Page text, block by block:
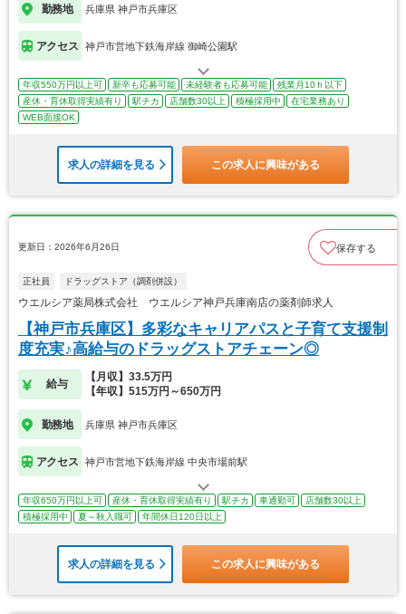
勤務地 兵庫県 神戸市兵庫区
アクセス 神戸市営地下鉄海岸線 御崎公園駅
年収550万円以上可 新卒も応募可能 未経験者も応募可能
残業月10ｈ以下
産休・育休取得実績有り
駅チカ 店舗数30以上 積極採用中
在宅業務あり
WEB面接OK
求人の詳細を見る この求人に興味がある
更新日：2026年6月26日 保存する
正社員 ドラッグストア（調剤併設）
ウエルシア薬局株式会社 ウエルシア神戸兵庫南店の薬剤師求人
【神戸市兵庫区】多彩なキャリアパスと子育て支援制
度充実♪高給与のドラッグストアチェーン◎
給与
【月収】33.5万円
【年収】515万円～650万円
勤務地 兵庫県 神戸市兵庫区
アクセス 神戸市営地下鉄海岸線 中央市場前駅
年収650万円以上可 産休・育休取得実績有り 駅チカ 車通勤可
店舗数30以上
積極採用中
夏～秋入職可 年間休日120日以上
求人の詳細を見る この求人に興味がある